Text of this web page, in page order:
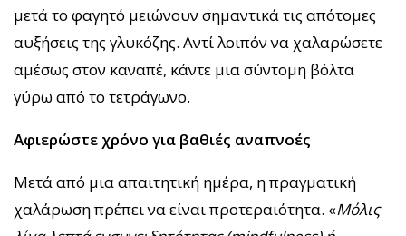
μετά το φαγητό μειώνουν σημαντικά τις απότομες
αυξήσεις της γλυκόζης. Αντί λοιπόν να χαλαρώσετε
αμέσως στον καναπέ, κάντε μια σύντομη βόλτα
γύρω από το τετράγωνο.
Αφιερώστε χρόνο για βαθιές αναπνοές
Μετά από μια απαιτητική ημέρα, η πραγματική
χαλάρωση πρέπει να είναι προτεραιότητα. «Μόλις